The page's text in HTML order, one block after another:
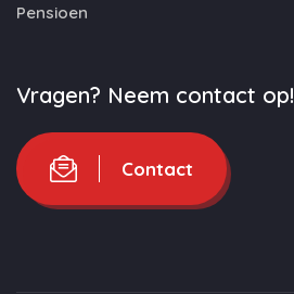
Pensioen
Vragen? Neem contact op!
Contact